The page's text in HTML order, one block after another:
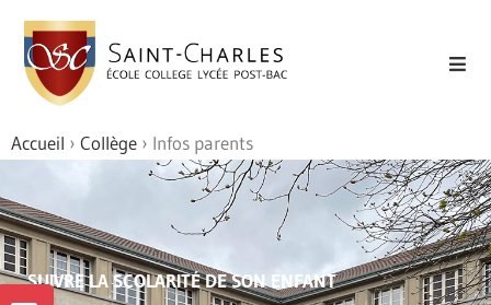
Accueil › Collège › Infos parents
SUIVRE LA SCOLARITÉ DE SON ENFANT